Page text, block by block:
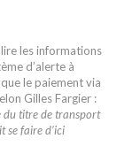
les informations
d’alerte à
le paiement via
Gilles Fargier :
du titre de transport
se faire d’ici